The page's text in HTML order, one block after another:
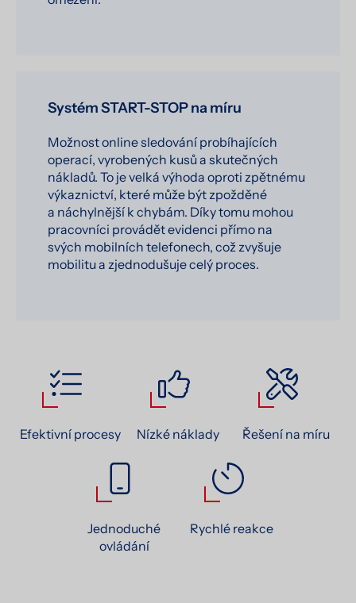
Systém START-STOP na míru
Možnost online sledování probíhajících
operací, vyrobených kusů a skutečných
nákladů. To je velká výhoda oproti zpětnému
výkaznictví, které může být zpožděné
a náchylnější k chybám. Díky tomu mohou
pracovníci provádět evidenci přímo na
svých mobilních telefonech, což zvyšuje
mobilitu a zjednodušuje celý proces.
Efektivní procesy Nízké náklady Řešení na míru
Jednoduché
ovládání
Rychlé reakce